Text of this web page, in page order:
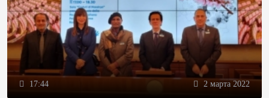
17:44 2 марта 2022